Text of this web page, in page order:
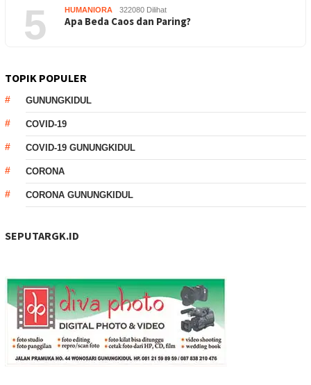
5 HUMANIORA 322080 Dilihat
Apa Beda Caos dan Paring?
TOPIK POPULER
GUNUNGKIDUL
COVID-19
COVID-19 GUNUNGKIDUL
CORONA
CORONA GUNUNGKIDUL
SEPUTARGK.ID